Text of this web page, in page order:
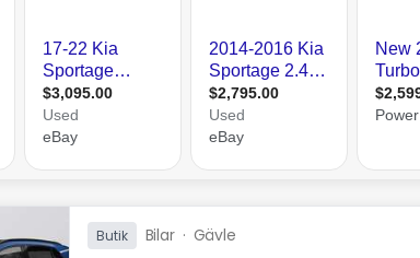
Butik Bilar· Gävle